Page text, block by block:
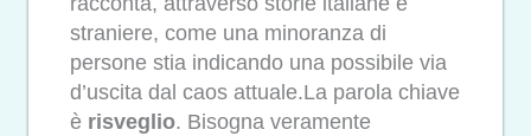
straniere, come una minoranza di
persone stia indicando una possibile via
d’uscita dal caos attuale.La parola chiave
è risveglio. Bisogna veramente